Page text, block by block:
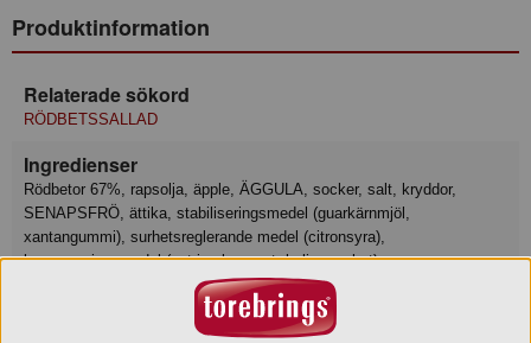
Produktinformation
Relaterade sökord
RÖDBETSSALLAD
Ingredienser
Rödbetor 67%, rapsolja, äpple, ÄGGULA, socker, salt, kryddor,
SENAPSFRÖ, ättika, stabiliseringsmedel (guarkärnmjöl,
xantangummi), surhetsreglerande medel (citronsyra),
konserveringsmedel (natriumbensoat, kaliumsorbat).
Basmängdsdeklaration: 100 Gram